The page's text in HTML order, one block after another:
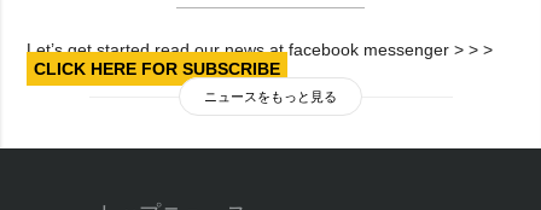
Let’s get started read our news at facebook messenger > > >
CLICK HERE FOR SUBSCRIBE
ニュースをもっと見る